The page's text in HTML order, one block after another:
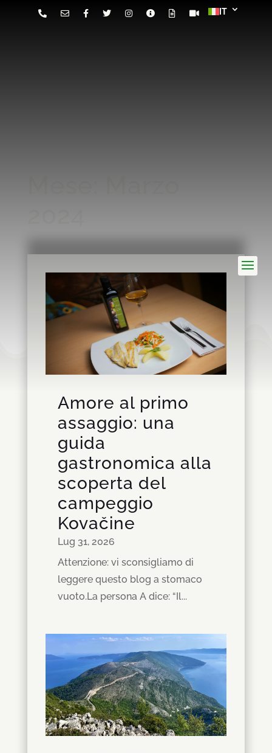
Amore al primo
assaggio: una
guida
gastronomica alla
scoperta del
campeggio
Kovačine
Lug 31, 2026
Attenzione: vi sconsigliamo di
leggere questo blog a stomaco
vuoto.La persona A dice: “Il...